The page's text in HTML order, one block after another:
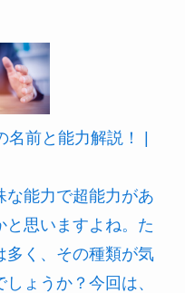
名前と能力解説！ |
な能力で超能力があ
と思いますよね。た
多く、その種類が気
ょうか？今回は、